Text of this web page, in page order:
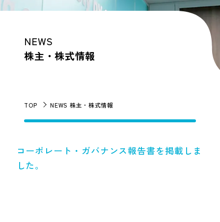
NEWS
株主・株式情報
TOP NEWS 株主・株式情報
コーポレート・ガバナンス報告書を掲載しま
した。